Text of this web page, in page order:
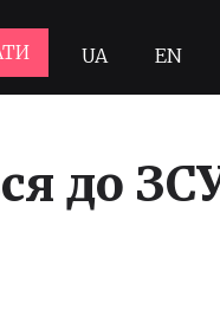
UA EN
до